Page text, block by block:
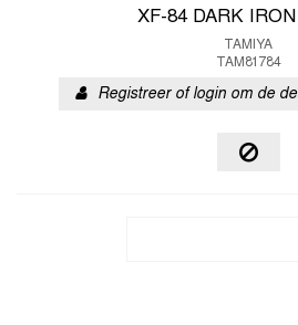
XF-84 DARK
TAMIYA
TAM81784
Registreer of login om de